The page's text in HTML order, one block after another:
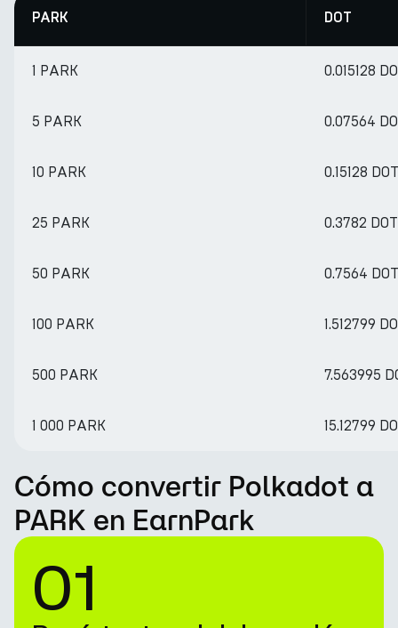
PARK DOT
1 PARK 0.015128
5 PARK 0.07564
10 PARK 0.15128 DOT
25 PARK 0.3782 DOT
50 PARK 0.7564 DOT
100 PARK 1.512799
500 PARK 7.563995
1 000 PARK 15.12799
Cómo convertir Polkadot a
PARK en EarnPark
01